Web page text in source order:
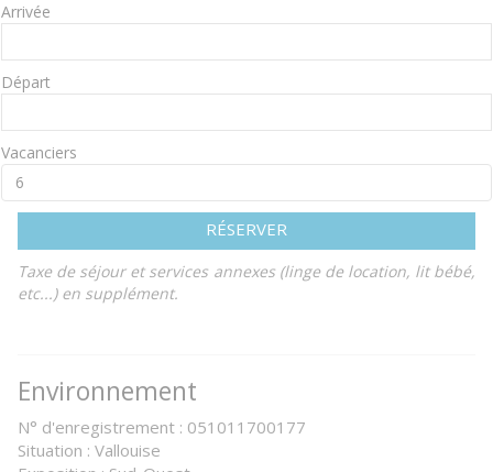
Arrivée
Départ
Vacanciers
RÉSERVER
Taxe de séjour et services annexes (linge de location, lit bébé,
etc...) en supplément.
Environnement
N° d'enregistrement : 051011700177
Situation : Vallouise